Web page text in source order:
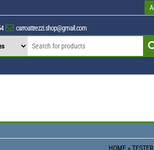
carroattrezzi.shop@gmail.com
HOME »TESTER